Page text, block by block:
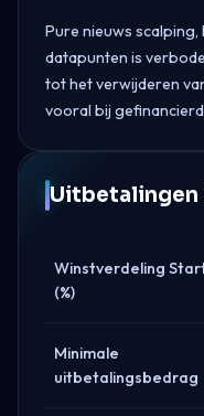
Pure nieuws
datapunten is
tot het verwijderen
vooral bij
Uitbetalingen
Winstverdeling
(%)
Minimale
uitbetalingsbedrag